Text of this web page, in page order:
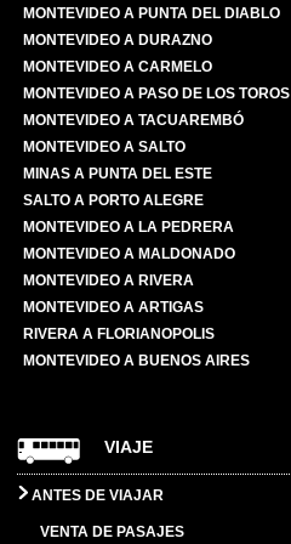
MONTEVIDEO A PUNTA DEL DIABLO
MONTEVIDEO A DURAZNO
MONTEVIDEO A CARMELO
MONTEVIDEO A PASO DE LOS TOROS
MONTEVIDEO A TACUAREMBÓ
MONTEVIDEO A SALTO
MINAS A PUNTA DEL ESTE
SALTO A PORTO ALEGRE
MONTEVIDEO A LA PEDRERA
MONTEVIDEO A MALDONADO
MONTEVIDEO A RIVERA
MONTEVIDEO A ARTIGAS
RIVERA A FLORIANOPOLIS
MONTEVIDEO A BUENOS AIRES
VIAJE
ANTES DE VIAJAR
VENTA DE PASAJES